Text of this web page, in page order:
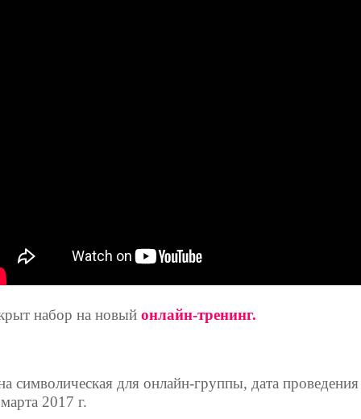
набор на новый онлайн-тренинг.
символическая для онлайн-группы, дата проведения
2017 г.